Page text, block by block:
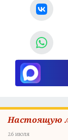
Настоящую
26 июля